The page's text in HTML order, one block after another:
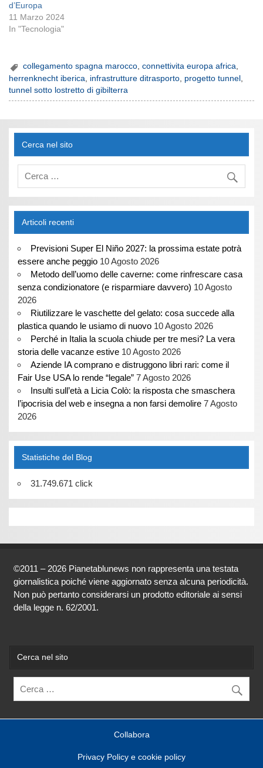
d’Europa
11 Marzo 2024
In "Tecnologia"
collegamento spagna marocco,connettivita europa africa,
herrenknecht iberica
infrastrutture ditrasporto progetto tunnel
tunnel sotto lostretto di gibilterra
Cerca nel sito
Articoli recenti
Previsioni Super El Niño 2027: la prossima estate potrà
essere anche peggio 10 Agosto 2026
Metodo dell’uomo delle caverne: come rinfrescare casa
senza condizionatore (e risparmiare davvero) 10 Agosto
2026
Riutilizzare le vaschette del gelato: cosa succede alla
plastica quando le usiamo di nuovo 10 Agosto 2026
Perché in Italia la scuola chiude per tre mesi? La vera
storia delle vacanze estive 10 Agosto 2026
Aziende IA comprano e distruggono libri rari: come il
Fair Use USA lo rende “legale” 7 Agosto 2026
Insulti sull’età a Licia Colò: la risposta che smaschera
l’ipocrisia del web e insegna a non farsi demolire 7 Agosto
2026
Statistiche del Blog
31.749.671 click
©2011 – 2026 Pianetablunews non rappresenta una testata
giornalistica poiché viene aggiornato senza alcuna periodicità.
Non può pertanto considerarsi un prodotto editoriale ai sensi
della legge n. 62/2001.
Cerca nel sito
Collabora
Privacy Policy e cookie policy